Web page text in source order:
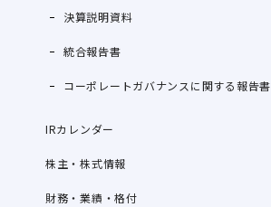
決算説明資料
統合報告書
コーポレートガバナンスに関する報告書
IRカレンダー
株主・株式情報
財務・業績・格付